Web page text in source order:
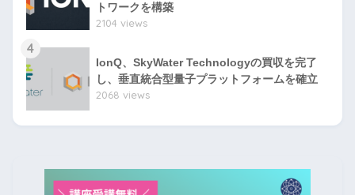
トワークを構築
2104 views
4
IonQ、SkyWater Technologyの買収を完了
し、垂直統合型量子プラットフォームを確立
2068 views